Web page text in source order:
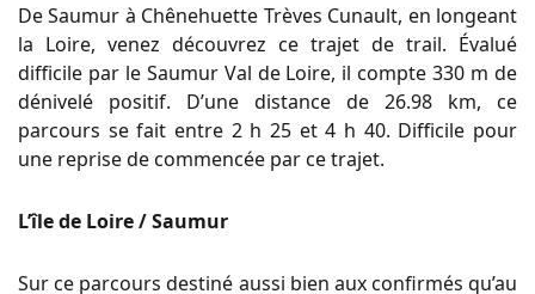
De Saumur à Chênehuette Trèves Cunault, en longeant
la Loire, venez découvrez ce trajet de trail. Évalué
difficile par le Saumur Val de Loire, il compte 330 m de
dénivelé positif. D’une distance de 26.98 km, ce
parcours se fait entre 2 h 25 et 4 h 40. Difficile pour
une reprise de commencée par ce trajet.
L’île de Loire / Saumur
Sur ce parcours destiné aussi bien aux confirmés qu’au